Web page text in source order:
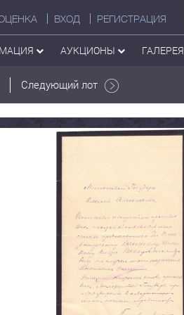
ВХОД РЕГИСТРАЦИЯ
АУКЦИОНЫ ГАЛЕРЕЯ
Следующий лот